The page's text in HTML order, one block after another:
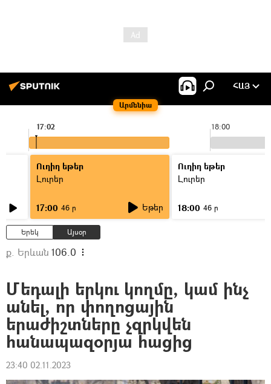
Արմենիա
ՀԱՅ
18:00
17:02
Ուղիղ եթեր
Լուրեր
17:00 46 ր Եթեր
Ուղիղ եթեր
Լուրեր
18:00 46 ր
Երեկ Այսօր
ք. Երևան 106.0
Մեդալի երկու կողմը, կամ ինչ
անել, որ փողոցային
երաժիշտները չզրկվեն
հանապազօրյա հացից
23:40 02.11.2023